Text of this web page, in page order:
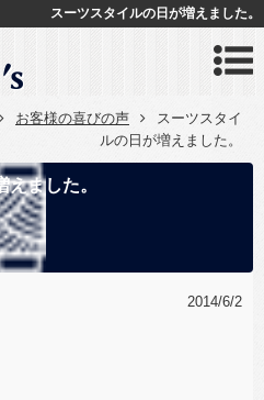
スーツスタイルの日が増えました。
お客様の喜びの声
スーツスタイ
ルの日が増えました。
ました。
2014/6/2